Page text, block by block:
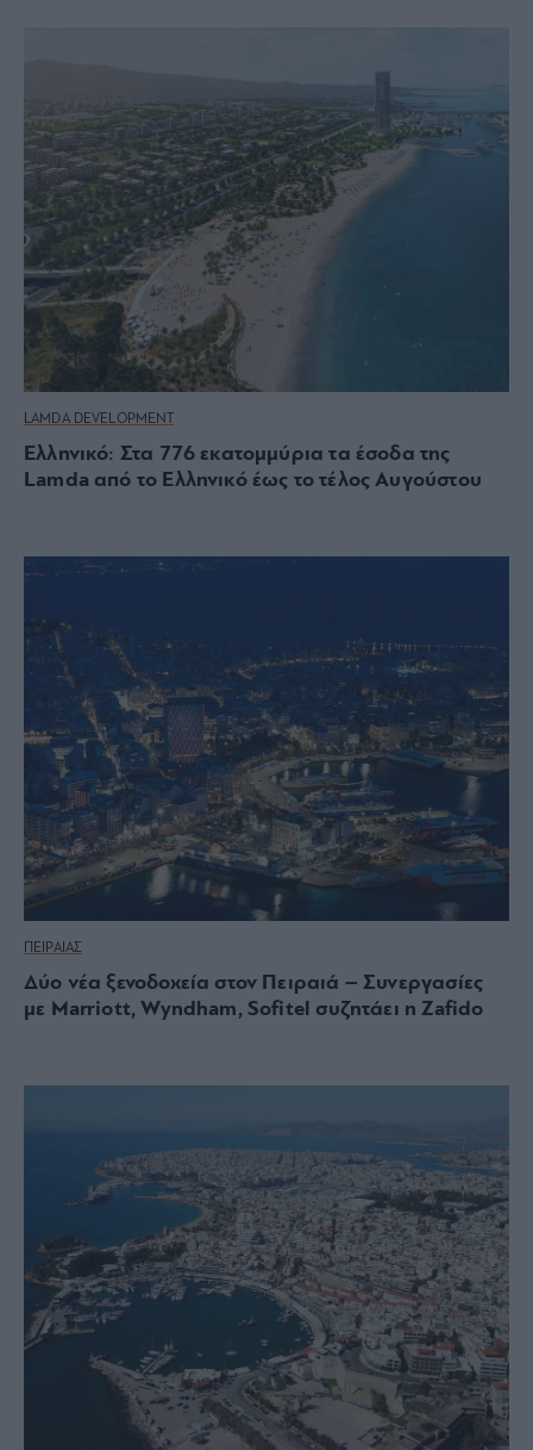
LAMDA DEVELOPMENT
Ελληνικό: Στα 776 εκατομμύρια τα έσοδα της
Lamda από το Ελληνικό έως το τέλος Αυγούστου
ΠΕΙΡΑΙΑΣ
Δύο νέα ξενοδοχεία στον Πειραιά – Συνεργασίες
με Marriott, Wyndham, Sofitel συζητάει η Zafido